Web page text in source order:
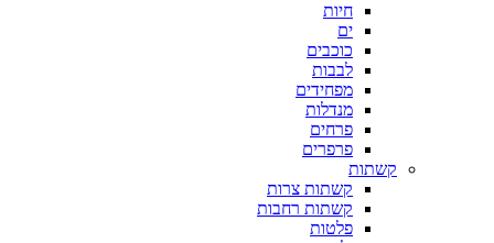
חיות
ים
כוכבים
לבבות
מפחידים
מנדלות
פרחים
פרפרים
קשתות
קשתות צרות
קשתות רחבות
פלטות